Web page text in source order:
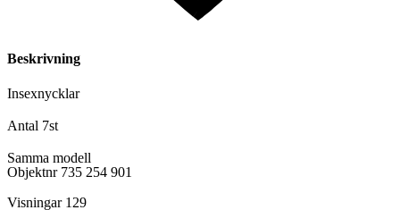
Beskrivning
Insexnycklar
Antal 7st
Samma modell
Objektnr 735 254 901
Visningar 129